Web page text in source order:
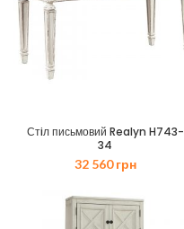
Стiл письмовий Realyn H743-
34
32 560грн